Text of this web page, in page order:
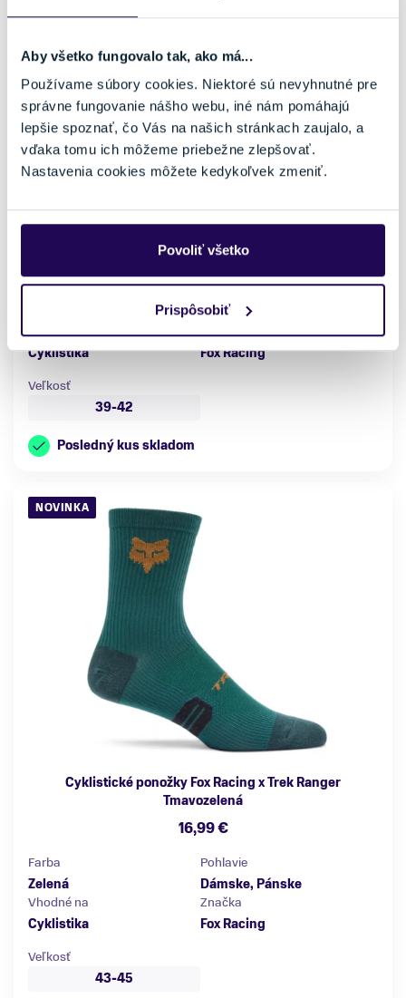
Aby všetko fungovalo tak, ako má...
Používame súbory cookies. Niektoré sú nevyhnutné pre
správne fungovanie nášho webu, iné nám pomáhajú
lepšie spoznať, čo Vás na našich stránkach zaujalo, a
vďaka tomu ich môžeme priebežne zlepšovať.
Nastavenia cookies môžete kedykoľvek zmeniť.
Povoliť všetko
Prispôsobiť
Cyklistické ponožky Fox Racing x Trek Ranger Čierna
16,99 €
Farba
Pohlavie
Dámske, Pánske
Vhodné na
Cyklistika
Značka
Fox Racing
Veľkosť
39-42
Posledný kus skladom
NOVINKA
Cyklistické ponožky Fox Racing x Trek Ranger
Tmavozelená
16,99 €
Farba
Zelená
Pohlavie
Dámske, Pánske
Vhodné na
Cyklistika
Značka
Fox Racing
Veľkosť
43-45